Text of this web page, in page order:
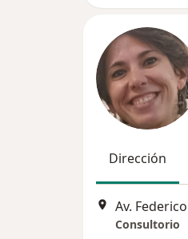
Dirección
Consultorio